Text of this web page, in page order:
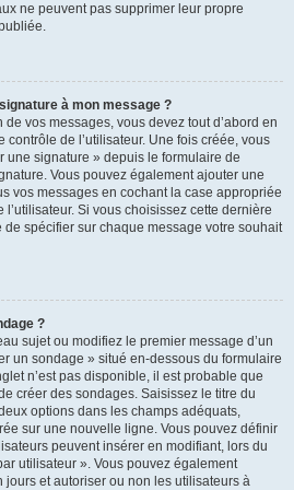
ne peuvent pas supprimer leur propre
à mon message ?
vos messages, vous devez tout d’abord en
de l’utilisateur. Une fois créée, vous
une signature » depuis le formulaire de
Vous pouvez également ajouter une
vos messages en cochant la case appropriée
Si vous choisissez cette dernière
spécifier sur chaque message votre souhait
?
sujet ou modifiez le premier message d’un
un sondage » situé en-dessous du formulaire
n’est pas disponible, il est probable que
créer des sondages. Saisissez le titre du
options dans les champs adéquats,
sur une nouvelle ligne. Vous pouvez définir
peuvent insérer en modifiant, lors du
utilisateur ». Vous pouvez également
jours et autoriser ou non les utilisateurs à